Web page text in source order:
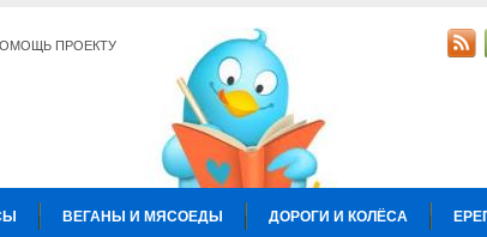
ПРОЕКТУ
ВЕГАНЫ И МЯСОЕДЫ ДОРОГИ И КОЛЁСА